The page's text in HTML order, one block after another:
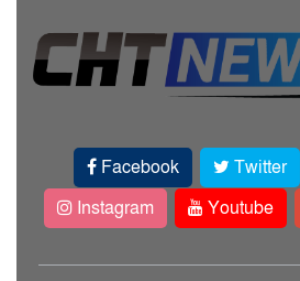
Facebook Twitter
Instagram
Youtube